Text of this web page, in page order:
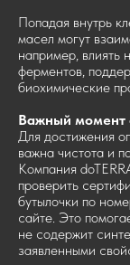
Попадая внутрь
масел могут
например, влиять
ферментов,
биохимические
Важный момент
Для достижения
важна чистота и
Компания
проверить
бутылочки по
сайте. Это
не содержит
заявленными